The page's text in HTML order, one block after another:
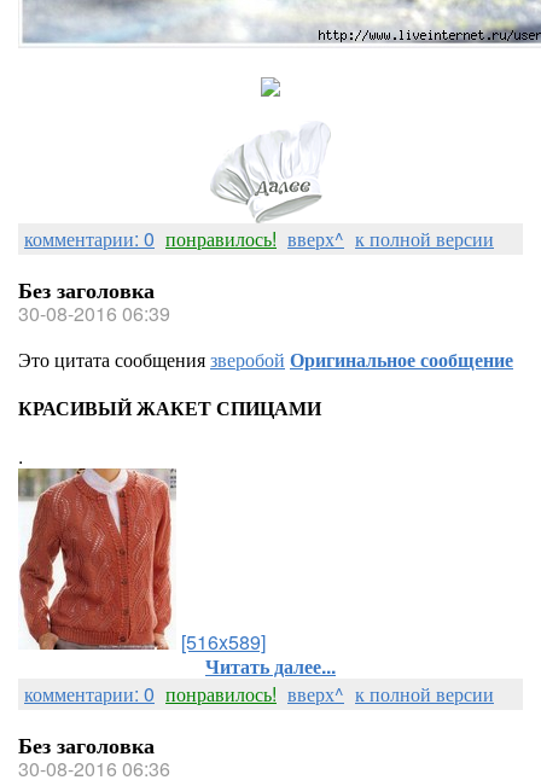
комментарии: 0 понравилось! вверх^ к полной версии
Без заголовка
30-08-2016 06:39
Это цитата сообщениязверобой Оригинальное сообщение
КРАСИВЫЙ ЖАКЕТ СПИЦАМИ
.
[516x589]
Читать далее...
комментарии: 0 понравилось! вверх^ к полной версии
Без заголовка
30-08-2016 06:36